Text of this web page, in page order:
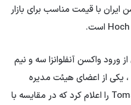
ایران با قیمت مناسب برای بازار
ورود واکسن آنفلوانزا سه و نیم
یکی از اعضای هیئت مدیره
انجمن داروسازی ، قیمت 6000 Tomans را اعلام کرد که در مقایسه با